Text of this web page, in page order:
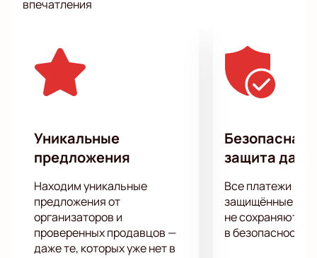
Варвара Аранова, Настя Веневитина и Найка
о том, что волнует многих: о сложностях
материнства, о семейной жизни и о важности
сохранять свою индивидуальность в браке.
Не упустите шанс стать частью этого яркого
отличный способ обеспечить себе место на этом
незабываемом вечере.
Посетите шоу «Женский стендап» в Роза Холле и
откройте для себя новое измерение юмора, где
каждая шутка — это шаг к разрушению стереотипов
и укреплению женской солидарности.
впечатления
Уникальные
предложения
Находим уникальные
предложения от
организаторов и
проверенных продавцов —
даже те, которых уже нет в
Безопасная
защита
Все платежи
защищённые
не сохраняются
в безопасности.